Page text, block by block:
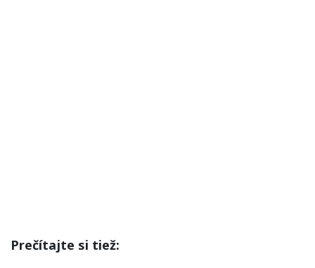
Prečítajte si tiež: